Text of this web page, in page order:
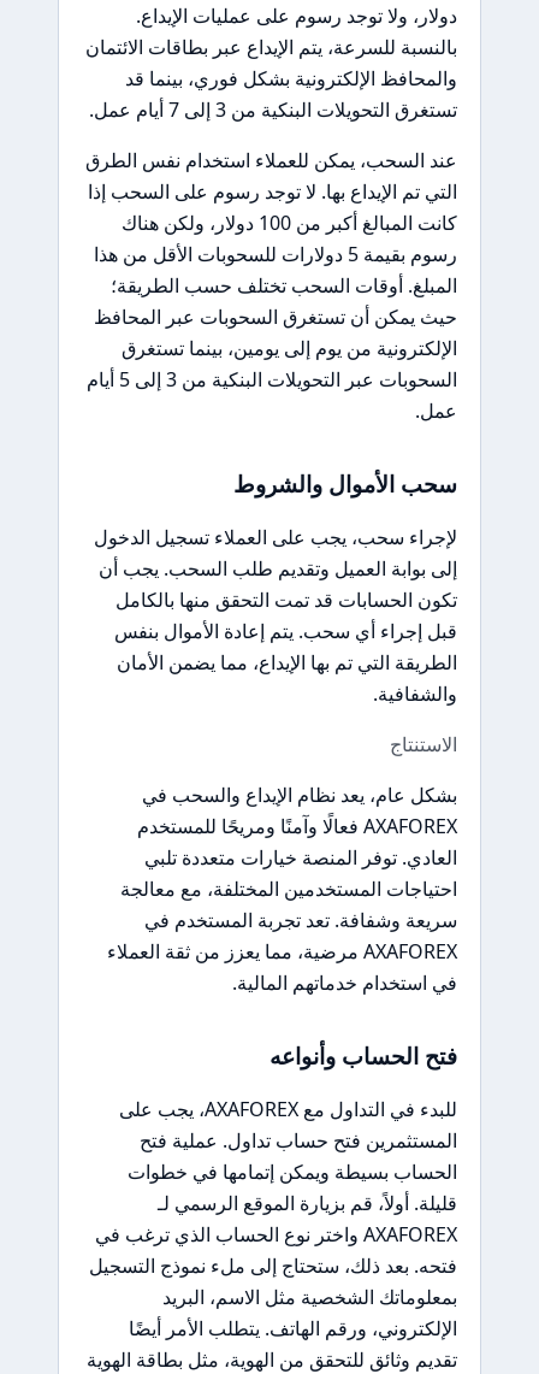
دولار، ولا توجد رسوم على عمليات الإيداع.
بالنسبة للسرعة، يتم الإيداع عبر بطاقات الائتمان
والمحافظ الإلكترونية بشكل فوري، بينما قد
تستغرق التحويلات البنكية من 3 إلى 7 أيام عمل.
عند السحب، يمكن للعملاء استخدام نفس الطرق
التي تم الإيداع بها. لا توجد رسوم على السحب إذا
كانت المبالغ أكبر من 100 دولار، ولكن هناك
رسوم بقيمة 5 دولارات للسحوبات الأقل من هذا
المبلغ. أوقات السحب تختلف حسب الطريقة؛
حيث يمكن أن تستغرق السحوبات عبر المحافظ
الإلكترونية من يوم إلى يومين، بينما تستغرق
السحوبات عبر التحويلات البنكية من 3 إلى 5 أيام
عمل.
سحب الأموال والشروط
لإجراء سحب، يجب على العملاء تسجيل الدخول
إلى بوابة العميل وتقديم طلب السحب. يجب أن
تكون الحسابات قد تمت التحقق منها بالكامل
قبل إجراء أي سحب. يتم إعادة الأموال بنفس
الطريقة التي تم بها الإيداع، مما يضمن الأمان
والشفافية.
الاستنتاج
بشكل عام، يعد نظام الإيداع والسحب في
AXAFOREX فعالًا وآمنًا ومريحًا للمستخدم
العادي. توفر المنصة خيارات متعددة تلبي
احتياجات المستخدمين المختلفة، مع معالجة
سريعة وشفافة. تعد تجربة المستخدم في
AXAFOREX مرضية، مما يعزز من ثقة العملاء
في استخدام خدماتهم المالية.
فتح الحساب وأنواعه
للبدء في التداول مع AXAFOREX، يجب على
المستثمرين فتح حساب تداول. عملية فتح
الحساب بسيطة ويمكن إتمامها في خطوات
قليلة. أولاً، قم بزيارة الموقع الرسمي لـ
AXAFOREX واختر نوع الحساب الذي ترغب في
فتحه. بعد ذلك، ستحتاج إلى ملء نموذج التسجيل
بمعلوماتك الشخصية مثل الاسم، البريد
الإلكتروني، ورقم الهاتف. يتطلب الأمر أيضًا
تقديم وثائق للتحقق من الهوية، مثل بطاقة الهوية